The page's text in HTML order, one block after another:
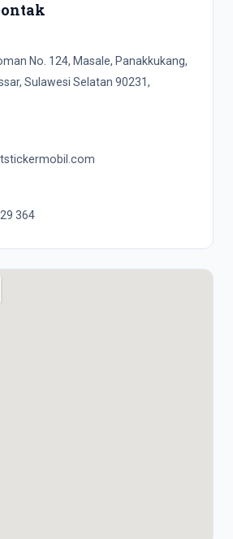
No. 124, Masale, Panakkukang,
Sulawesi Selatan 90231,
364